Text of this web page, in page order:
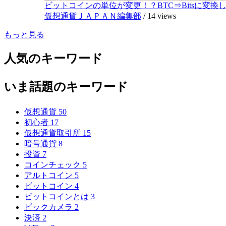
ビットコインの単位が変更！？BTC⇒Bitsに変換し
仮想通貨ＪＡＰＡＮ編集部 / 14 views
もっと見る
人気のキーワード
いま話題のキーワード
仮想通貨 50
初心者 17
仮想通貨取引所 15
暗号通貨 8
投資 7
コインチェック 5
アルトコイン 5
ビットコイン 4
ビットコインとは 3
ビックカメラ 2
決済 2